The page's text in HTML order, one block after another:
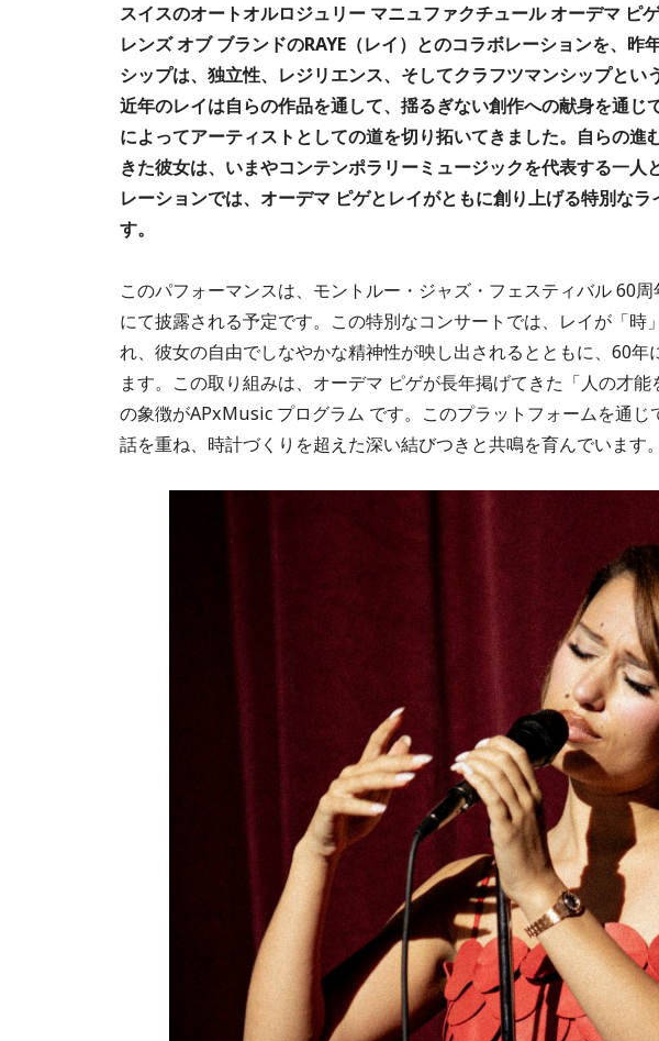
スイスのオートオルロジュリー マニュファクチュール オーデマ ピ
レンズ オブ ブランドのRAYE（レイ）とのコラボレーションを、
シップは、独立性、レジリエンス、そしてクラフツマンシップとい
近年のレイは自らの作品を通して、揺るぎない創作への献身を通じ
によってアーティストとしての道を切り拓いてきました。自らの
きた彼女は、いまやコンテンポラリーミュージックを代表する一
レーションでは、オーデマ ピゲとレイがともに創り上げる特別な
す。
このパフォーマンスは、モントルー・ジャズ・フェスティバル 60
にて披露される予定です。この特別なコンサートでは、レイが「時
れ、彼女の自由でしなやかな精神性が映し出されるとともに、60
ます。この取り組みは、オーデマ ピゲが長年掲げてきた「人の才
の象徴がAPxMusic プログラム です。このプラットフォームを通
話を重ね、時計づくりを超えた深い結びつきと共鳴を育んでいます。